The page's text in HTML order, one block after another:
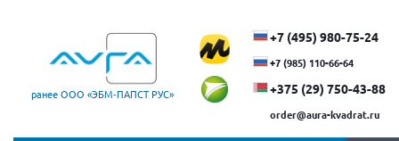
ранее ООО «ЭБМ‑ПАПСТ РУС»
+7 (495) 980-75-24
+7 (985) 110-66-64
+375 (29) ​750-43-88
order@aura-kvadrat.ru